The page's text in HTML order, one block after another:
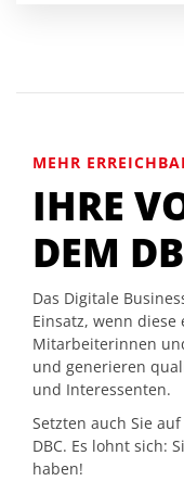
MEHR
IHRE
DEM
Das Digitale
Einsatz, wenn diese
Mitarbeiterinnen
und generieren
und Interessenten.
Setzten auch Sie
DBC. Es lohnt sich:
haben!